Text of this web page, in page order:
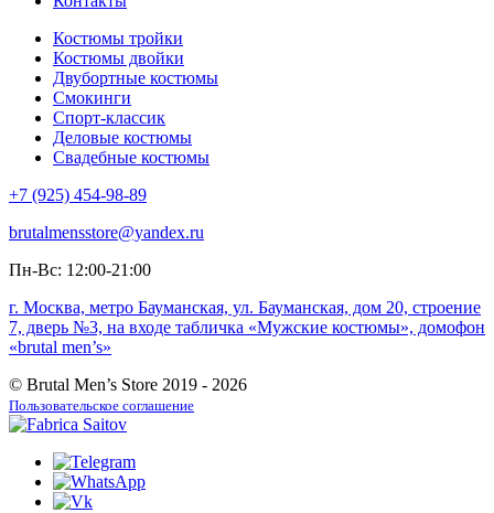
Костюмы тройки
Костюмы двойки
Двубортные костюмы
Смокинги
Спорт-классик
Деловые костюмы
Свадебные костюмы
+7 (925) 454-98-89
brutalmensstore@yandex.ru
Пн-Вс: 12:00-21:00
г. Москва, метро Бауманская, ул. Бауманская, дом 20, строение
7, дверь №3, на входе табличка «Мужские костюмы», домофон
«brutal men’s»
© Brutal Men’s Store 2019 - 2026
Пользовательское соглашение